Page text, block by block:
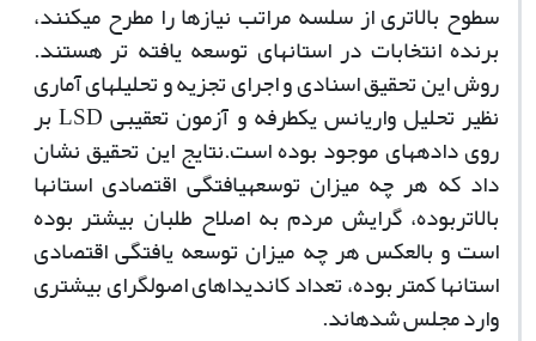
سطوح بالاتری از سلسه مراتب نیازها را مطرح می­کنند،
برنده انتخابات در استان­های توسعه یافته تر هستند.
روش این تحقیق اسنادی و اجرای تجزیه و تحلیل­های آماری
نظیر تحلیل واریانس یکطرفه و آزمون تعقیبیLSDبر
روی داده­های موجود بوده است.نتایج این تحقیق نشان
داد که هر چه میزان توسعه­یافتگی اقتصادی استان­ها
بالاتربوده، گرایش مردم به اصلاح طلبان بیشتر بوده
است و بالعکس هر چه میزان توسعه یافتگی اقتصادی
استان­ها کمتر بوده، تعداد کاندیداهای اصول­گرای بیشتری
وارد مجلس شده­اند.